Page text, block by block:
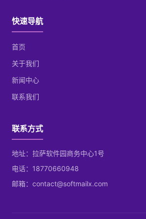
快速导航
首页
关于我们
新闻中心
联系我们
联系方式
地址：拉萨软件园商务中心1号
电话：18770660948
邮箱：contact@softmailx.com